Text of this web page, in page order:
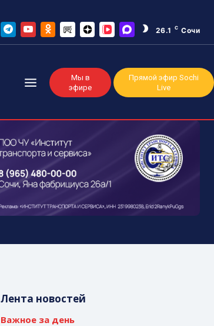
26.1 C Сочи
Мы в
эфире
Прямой эфир Sochi
Live
Лента новостей
Важное за день